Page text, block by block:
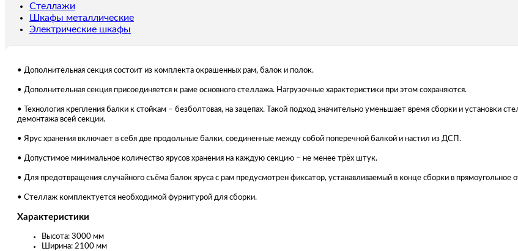
Стеллажи
Шкафы металлические
Электрические шкафы
• Дополнительная секция состоит из комплекта окрашенных рам, балок и полок.
• Дополнительная секция присоединяется к раме основного стеллажа. Нагрузочные характеристики при этом сохраняются.
• Технология крепления балки к стойкам – безболтовая, на зацепах. Такой подход значительно уменьшает время сборки и установки
демонтажа всей секции.
• Ярус хранения включает в себя две продольные балки, соединенные между собой поперечной балкой и настил из ДСП.
• Допустимое минимальное количество ярусов хранения на каждую секцию – не менее трёх штук.
• Для предотвращения случайного съёма балок яруса с рам предусмотрен фиксатор, устанавливаемый в конце сборки в прямоугольное
• Стеллаж комплектуется необходимой фурнитурой для сборки.
Характеристики
Высота: 3000 мм
Ширина: 2100 мм